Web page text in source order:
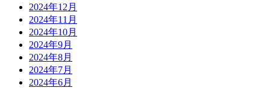
2024年12月
2024年11月
2024年10月
2024年9月
2024年8月
2024年7月
2024年6月